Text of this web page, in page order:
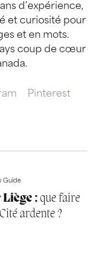
d’expérience,
et curiosité pour
et en mots.
coup de cœur
Pinterest
Guide
:que faire
ardente ?